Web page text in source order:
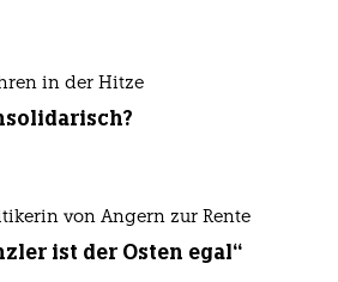
in der Hitze
von Angern zur Rente
ist der Osten egal“